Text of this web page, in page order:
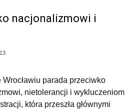
nacjonalizmowi i
Wrocławiu parada przeciwko
nietolerancji i wykluczeniom
która przeszła głównymi